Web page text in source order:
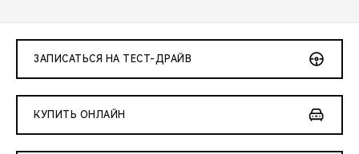
ЗАПИСАТЬСЯ НА ТЕСТ-ДРАЙВ
КУПИТЬ ОНЛАЙН